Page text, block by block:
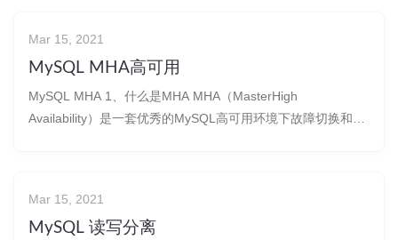
Mar 15, 2021
MySQL MHA高可用
MySQL MHA 1、什么是MHA MHA（MasterHigh
Availability）是一套优秀的MySQL高可用环境下故障切换和主
Mar 15, 2021
MySQL 读写分离